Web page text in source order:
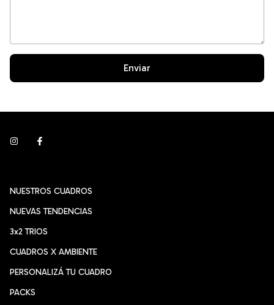
Enviar
NUESTROS CUADROS
NUEVAS TENDENCIAS
3x2 TRIOS
CUADROS X AMBIENTE
PERSONALIZÁ TU CUADRO
PACKS